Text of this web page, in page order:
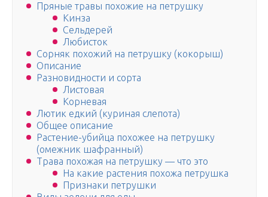
Пряные травы похожие на петрушку
Кинза
Сельдерей
Любисток
Сорняк похожий на петрушку (кокорыш)
Описание
Разновидности и сорта
Листовая
Корневая
Лютик едкий (куриная слепота)
Общее описание
Растение-убийца похожее на петрушку
(омежник шафранный)
Трава похожая на петрушку — что это
На какие растения похожа петрушка
Признаки петрушки